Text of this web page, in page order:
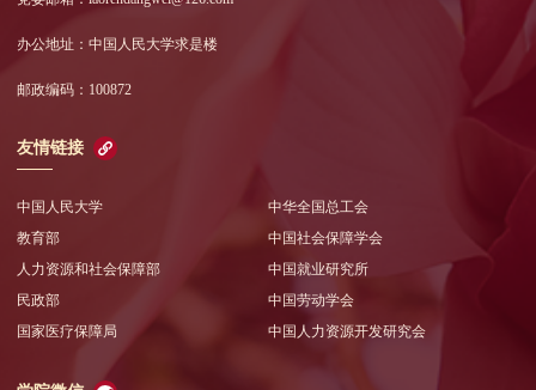
办公地址：中国人民大学求是楼
邮政编码：100872
友情链接
中国人民大学
教育部
人力资源和社会保障部
民政部
国家医疗保障局
中华全国总工会
中国社会保障学会
中国就业研究所
中国劳动学会
中国人力资源开发研究会